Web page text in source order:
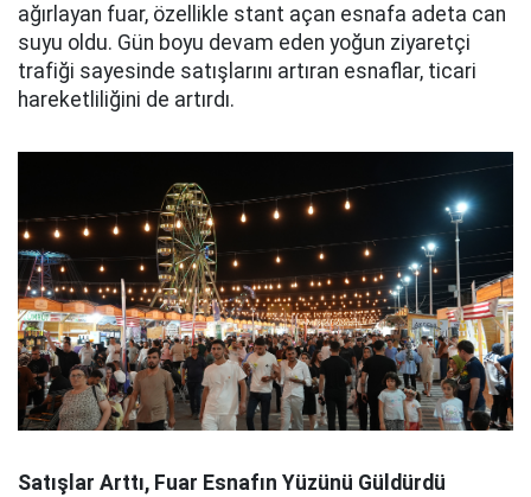
ağırlayan fuar, özellikle stant açan esnafa adeta can
suyu oldu. Gün boyu devam eden yoğun ziyaretçi
trafiği sayesinde satışlarını artıran esnaflar, ticari
hareketliliğini de artırdı.
Satışlar Arttı, Fuar Esnafın Yüzünü Güldürdü